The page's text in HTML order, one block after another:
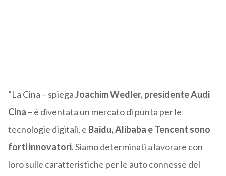
”La Cina – spiegaJoachim Wedler, presidente Audi
Cina – è diventata un mercato di punta per le
tecnologie digitali, e Baidu, Alibaba e Tencent sono
forti innovatori. Siamo determinati a lavorare con
loro sulle caratteristiche per le auto connesse del